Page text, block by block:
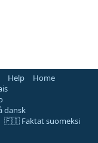
Help
Home
dansk
🇫🇮 Faktat suomeksi